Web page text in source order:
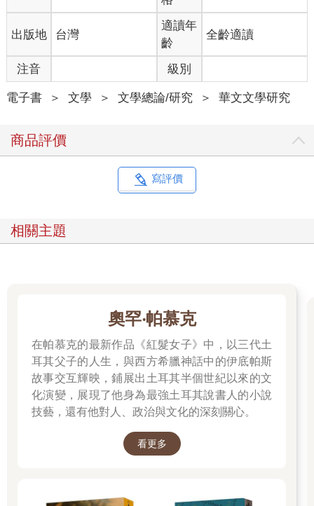
部作品為何漂亮，就是文學活動最核心的關懷了。
有趣的是，讀者往往不需要太深刻的訓練，就能夠體驗一部作品
—不管他的體驗是否美好。對大多數讀者而言，讀後有感，閱讀
的基本目的便已達成，無須過多探究。但如果你要講清楚「為什
麼我覺得這篇小說很好、這首詩很差」，那就需要更精確的「眼
力」了。面對「讀書心得」而不知所措的小學生，並不是讀不懂
書、也不是沒有心得，只是沒有「眼力」，不知道該注意作品的
是一顆顆的「字」和一條條「資訊」，但高手讀者能分辨輕重緩
急，知道有些資訊特別重要，知道每顆字詞功能不同，有主有
次。就像牛可以在草原裡認出最好吃的草一樣。
因此，你可以把本區塊的詞條，當作一系列「建立眼力」的訓練
學作品都共通的基本原理—比如第一條「形式／內容」的區分，
邊界。畢竟許多文學概念會彼此借鑑，界線並沒有那麼分明—比
如新詩有「音樂性」，但散文或小說又何嘗沒有？小說或戲劇強
調「衝突」，但在散文與新詩裡，這項要素也並不罕見。
清大中文系的蔡英俊教授曾在一堂課程裡說到：人文學科的核
心，說穿了就是「看得出來、講得清楚」。聽起來並不太難，但
由於人文現象—文學當然是一種人文現象—本身的複雜性，要能
跨過這道門檻，卻沒有想像中容易。希望在「創作觀念」的這些
詞條洗禮之後，你也能成為「看得出來、講得清楚」、有眼力的
高手讀者。甚至，你也許還能更進一步：把這些觀念融入血肉，
成為通透文學原理的創作者。
出版地 台灣
適讀年
齡
全齡適讀
注音 級別
電子書 ＞ 文學 ＞ 文學總論/研究 ＞ 華文文學研究
商品評價
寫評價
相關主題
奧罕‧帕慕克
在帕慕克的最新作品《紅髮女子》中，以三代土
耳其父子的人生，與西方希臘神話中的伊底帕斯
故事交互輝映，鋪展出土耳其半個世紀以來的文
化演變，展現了他身為最強土耳其說書人的小說
技藝，還有他對人、政治與文化的深刻關心。
看更多